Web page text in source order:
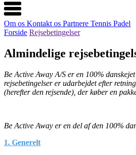
Om os Kontakt os Partnere Tennis Padel
Forside Rejsebetingelser
Almindelige
Be Active Away A/S er en 100%
rejsebetingelser er udarbejdet efter
(herefter den rejsende), der køber en
Be Active Away er en del af den 100%
1. Generelt